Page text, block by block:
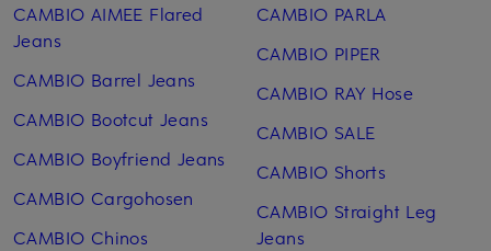
CAMBIO AIMEE Flared
Jeans
CAMBIO Barrel Jeans
CAMBIO Bootcut Jeans
CAMBIO Boyfriend Jeans
CAMBIO Cargohosen
CAMBIO Chinos
CAMBIO PARLA
CAMBIO PIPER
CAMBIO RAY Hose
CAMBIO SALE
CAMBIO Shorts
CAMBIO Straight Leg
Jeans